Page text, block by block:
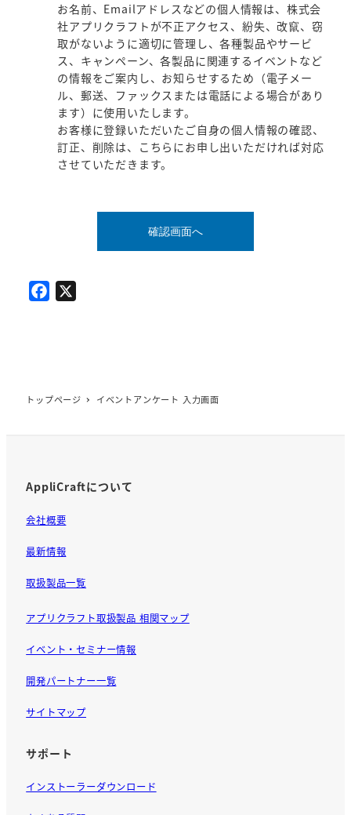
お名前、Emailアドレスなどの個人情報は、株式会
社アプリクラフトが不正アクセス、紛失、改竄、窃
取がないように適切に管理し、各種製品やサービ
ス、キャンペーン、各製品に関連するイベントなど
の情報をご案内し、お知らせするため（電子メー
ル、郵送、ファックスまたは電話による場合があり
ます）に使用いたします。
お客様に登録いただいたご自身の個人情報の確認、
訂正、削除は、こちらにお申し出いただければ対応
させていただきます。
o
トップページ イベントアンケート 入力画面
AppliCraftについて
会社概要
最新情報
取扱製品一覧
アプリクラフト取扱製品 相関マップ
イベント・セミナー情報
開発パートナー一覧
サイトマップ
サポート
インストーラーダウンロード